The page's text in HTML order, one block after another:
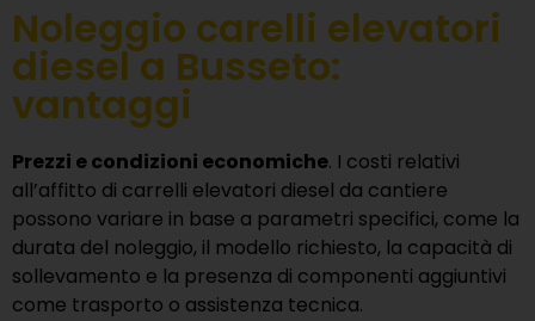
Noleggio carelli elevatori
diesel a Busseto:
vantaggi
Prezzi e condizioni economiche. I costi relativi
all’affitto di carrelli elevatori diesel da cantiere
possono variare in base a parametri specifici, come la
durata del noleggio, il modello richiesto, la capacità di
sollevamento e la presenza di componenti aggiuntivi
come trasporto o assistenza tecnica.